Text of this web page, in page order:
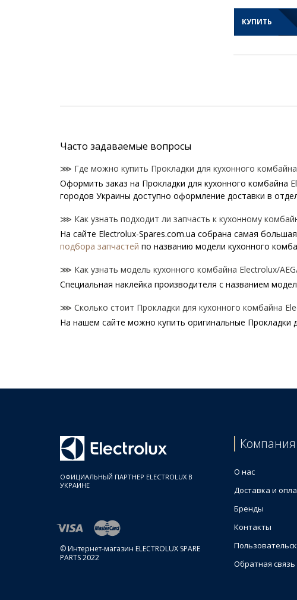
КУПИТЬ
Часто задаваемые вопросы
⋙ Где можно купить Прокладки для кухонного комбайна
Оформить заказ на Прокладки для кухонного комбайна
городов Украины доступно оформление доставки в
⋙ Как узнать подходит ли запчасть к кухонному
На сайте Electrolux-Spares.com.ua собрана самая
подбора запчастей по названию модели кухонного
⋙ Как узнать модель кухонного комбайна Electrolux/
Специальная наклейка производителя с названием
⋙ Сколько стоит Прокладки для кухонного комбайна
На нашем сайте можно купить оригинальные Прокладки
ОФИЦИАЛЬНЫЙ ПАРТНЕР ELECTROLUX В
УКРАИНЕ
© Интернет-магазин ELECTROLUX SPARE
PARTS 2022
Компания
О нас
Доставка и
Бренды
Контакты
Обратная связь